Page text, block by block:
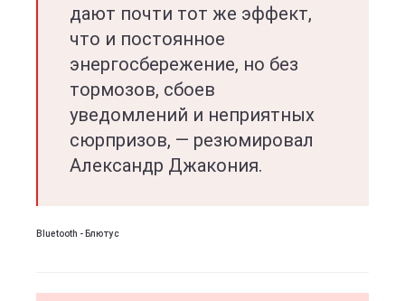
дают почти тот же эффект,
что и постоянное
энергосбережение, но без
тормозов, сбоев
уведомлений и неприятных
сюрпризов, — резюмировал
Александр Джакония.
Bluetooth - Блютус